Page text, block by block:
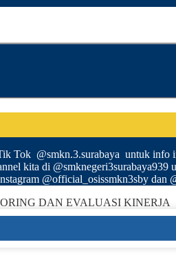
Tok @smkn.3.surabaya untuk info
kita di
@official_osissmkn3sby
DAN EVALUASI KINERJA